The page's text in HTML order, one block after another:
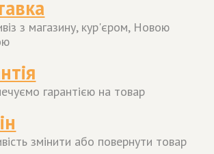
з магазину, кур'єром, Новою
гарантією на товар
змінити або повернути товар